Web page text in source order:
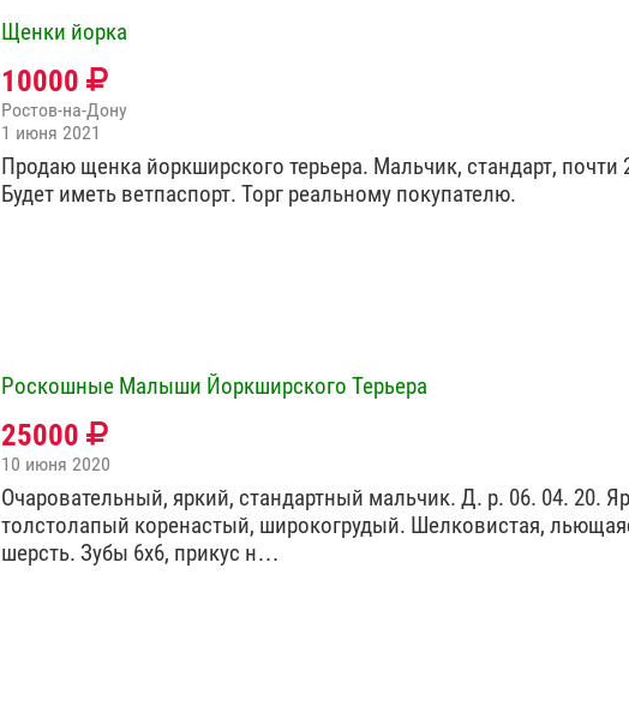
Щенки йорка
10000
Ростов-на-Дону
1 июня 2021
Продаю щенка йоркширского терьера. Мальчик, стандарт, почти
Будет иметь ветпаспорт. Торг реальному покупателю.
Роскошные Малыши Йоркширского Терьера
25000
10 июня 2020
Очаровательный, яркий, стандартный мальчик. Д. р. 06. 04. 20.
толстолапый коренастый, широкогрудый. Шелковистая,
шерсть. Зубы 6х6, прикус н…